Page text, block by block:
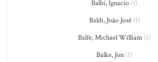
Balbi, Ignacio (1)
Baldi, João José(1)
Balfe, Michael William (1)
Balke, Jon (1)